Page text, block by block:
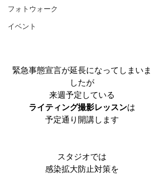
フォトウォーク
イベント
緊急事態宣言が延長になってしまいま
したが
来週予定している
ライティング撮影レッスンは
予定通り開講します
スタジオでは
感染拡大防止対策を